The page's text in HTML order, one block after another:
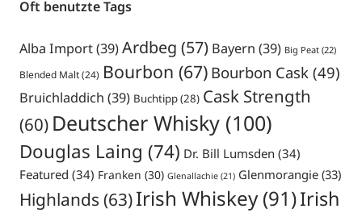
Oft benutzte Tags
Alba Import(39)Ardbeg (57) Bayern (39) Big Peat(22)
Blended Malt(24) Bourbon (67) Bourbon Cask(49)
Bruichladdich (39) Buchtipp(28) Cask Strength
(60) Deutscher Whisky(100)
Douglas Laing (74) Dr. Bill Lumsden (34)
Featured (34) Franken (30) Glenallachie(21) Glenmorangie(33)
Highlands (63)Irish Whiskey(91)Irish